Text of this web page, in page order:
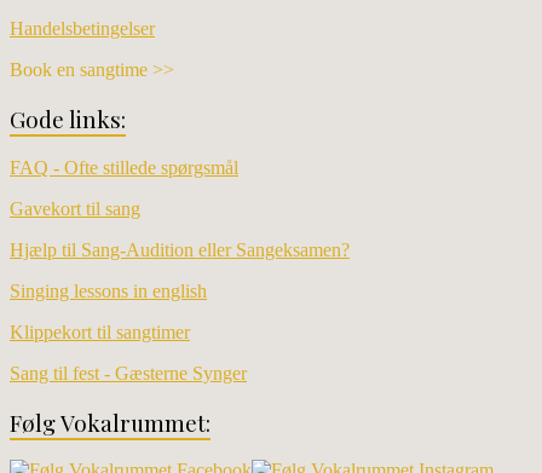
Handelsbetingelser
Book en sangtime >>
Gode links:
FAQ - Ofte stillede spørgsmål
Gavekort til sang
Hjælp til Sang-Audition eller Sangeksamen?
Singing lessons in english
Klippekort til sangtimer
Sang til fest - Gæsterne Synger
Følg Vokalrummet: